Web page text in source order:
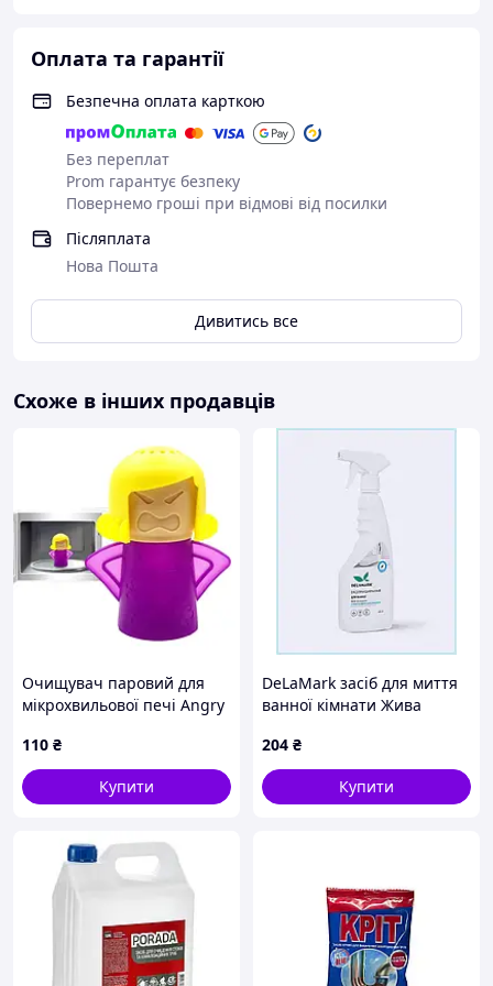
Оплата та гарантії
Безпечна оплата карткою
Без переплат
Prom гарантує безпеку
Повернемо гроші при відмові від посилки
Післяплата
Нова Пошта
Дивитись все
Схоже в інших продавців
Очищувач паровий для
мікрохвильової печі Angry
110 ₴
Купити
DeLaMark засіб для миття
ванної кімнати Жива
204 ₴
Купити